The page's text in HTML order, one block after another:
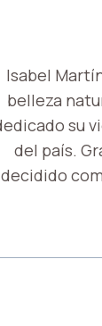
Isabel
belleza
su
del país.
decidido